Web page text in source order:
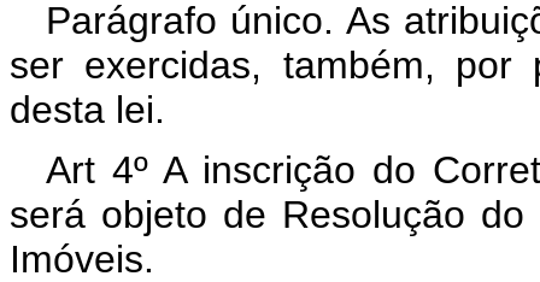
Parágrafo único. As
ser exercidas, também, por
desta lei.
Art 4º A inscrição do
será objeto de Resolução
Imóveis.